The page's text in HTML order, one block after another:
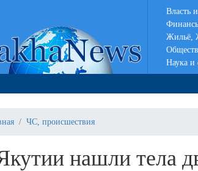
Власть
Жильё,
Наука и
ЧС, происшествия
нашли тела